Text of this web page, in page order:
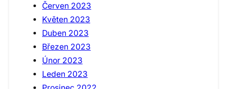
Červen 2023
Květen 2023
Duben 2023
Březen 2023
Únor 2023
Leden 2023